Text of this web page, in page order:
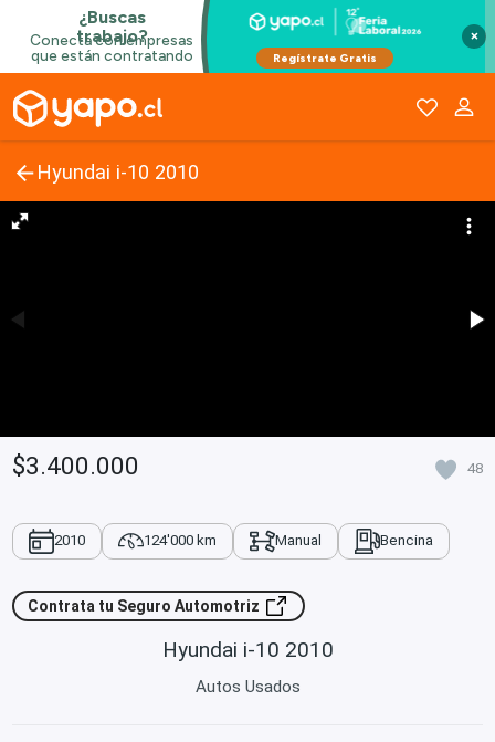
×
Hyundai i-10 2010
$3.400.000 48
2010 124'000 km Manual Bencina
Contrata tu Seguro Automotriz
Hyundai i-10 2010
Autos Usados